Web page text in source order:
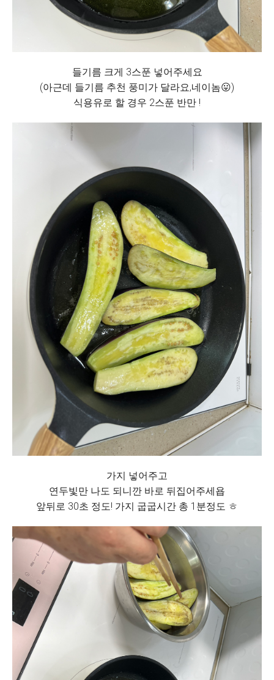
들기름 크게 3스푼 넣어주세요
(아근데 들기름 추천 풍미가 달라요,네이놈😛)
식용유로 할 경우 2스푼 반만 !
가지 넣어주고
연두빛만 나도 되니깐 바로 뒤집어주세욥
앞뒤로 30초 정도! 가지 굽굽시간 총 1분정도 ㅎ